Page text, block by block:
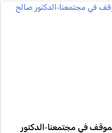
في مجتمعنا-الدكتور